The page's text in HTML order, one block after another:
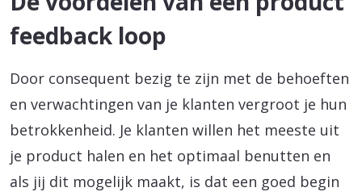
feedback loop
Door consequent bezig te zijn met de behoeften
en verwachtingen van je klanten vergroot je hun
betrokkenheid. Je klanten willen het meeste uit
je product halen en het optimaal benutten en
als jij dit mogelijk maakt, is dat een goed begin